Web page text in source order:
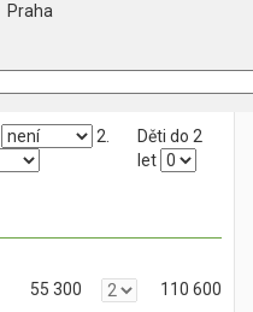
Praha
2.
Děti do 2
let
55 300 110 600